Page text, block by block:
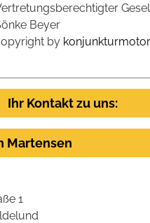
Beyer
by
Ihr Kontakt zu uns:
Martensen
1